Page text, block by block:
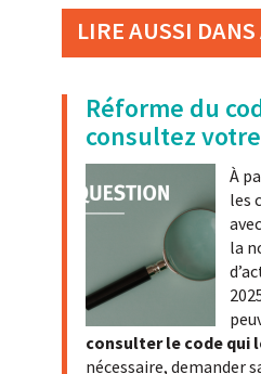
LIRE AUSSI
Réforme du
consultez
À
les
la
consulter le code qui
nécessaire, demander